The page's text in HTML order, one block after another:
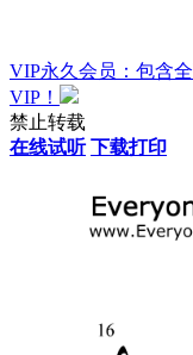
VIP永久会员：包含
VIP！
禁止转载
在线试听 下载打印